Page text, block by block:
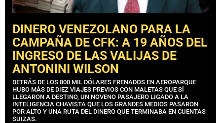
DINERO VENEZOLANO PARA LA
CAMPAÑA DE CFK: A 19 AÑOS DEL
INGRESO DE LAS VALIJAS DE
ANTONINI WILSON
DETRÁS DE LOS 800 MIL DÓLARES FRENADOS EN AEROPARQUE
HUBO MÁS DE DIEZ VIAJES PREVIOS CON MALETAS QUE SÍ
LLEGARON A DESTINO, UN NOVENO PASAJERO LIGADO A LA
INTELIGENCIA CHAVISTA QUE LOS GRANDES MEDIOS PASARON
POR ALTO Y UNA RUTA DEL DINERO QUE TERMINABA EN CUENTAS
SUIZAS.